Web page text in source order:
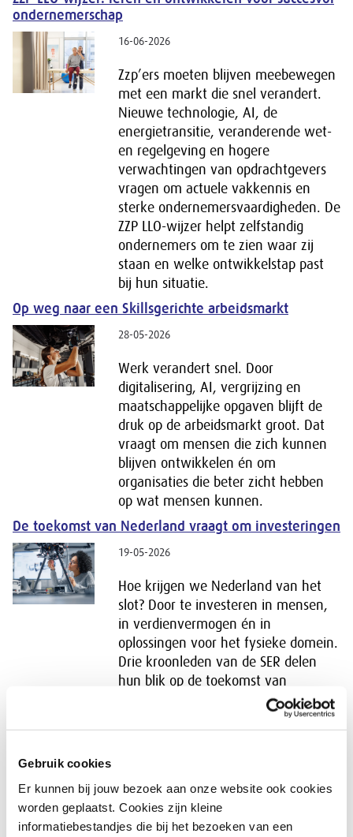
Gebruik cookies
Er kunnen bij jouw bezoek aan onze website ook cookies
worden geplaatst. Cookies zijn kleine
informatiebestandjes die bij het bezoeken van een
ondernemerschap
16-06-2026
Zzp’ers moeten blijven meebewegen
met een markt die snel verandert.
Nieuwe technologie, AI, de
energietransitie, veranderende wet-
en regelgeving en hogere
verwachtingen van opdrachtgevers
vragen om actuele vakkennis en
sterke ondernemersvaardigheden. De
ZZP LLO-wijzer helpt zelfstandig
ondernemers om te zien waar zij
staan en welke ontwikkelstap past
bij hun situatie.
Op weg naar een Skillsgerichte arbeidsmarkt
28-05-2026
Werk verandert snel. Door
digitalisering, AI, vergrijzing en
maatschappelijke opgaven blijft de
druk op de arbeidsmarkt groot. Dat
vraagt om mensen die zich kunnen
blijven ontwikkelen én om
organisaties die beter zicht hebben
op wat mensen kunnen.
De toekomst van Nederland vraagt om investeringen
19-05-2026
Hoe krijgen we Nederland van het
slot? Door te investeren in mensen,
in verdienvermogen én in
oplossingen voor het fysieke domein.
Drie kroonleden van de SER delen
hun blik op de toekomst van
Nederland en benadrukken de
noodzaak van samenwerking tussen
Regio’s en sectoren beter verbonden
10-03-2026
Hoe beter de arbeidsmarkt werkt,